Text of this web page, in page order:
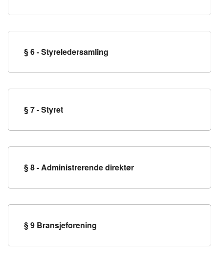
§ 6 - Styreledersamling
§ 7 - Styret
§ 8 - Administrerende direktør
§ 9 Bransjeforening